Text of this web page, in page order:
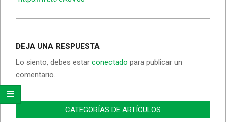
DEJA UNA RESPUESTA
Lo siento, debes estar conectado para publicar un
comentario.
CATEGORÍAS DE ARTÍCULOS